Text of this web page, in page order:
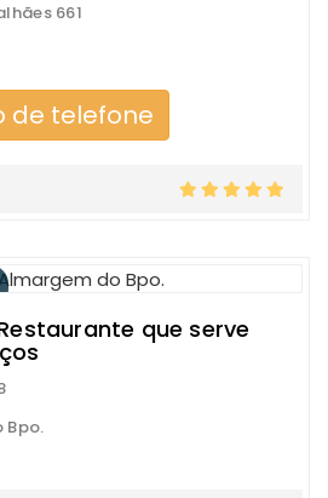
661
de telefone
que serve
Bpo.